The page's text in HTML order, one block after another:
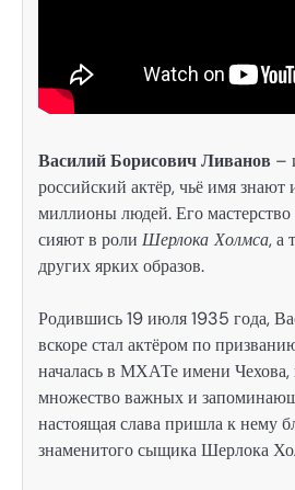
Василий Борисович Ливанов –
российский актёр, чьё имя
миллионы людей. Его мастерство
сияют в роли Шерлока Холмса, а
других ярких образов.
Родившись 19 июля 1935 года,
вскоре стал актёром по
началась в МХАТе имени Чехова,
множество важных и
настоящая слава пришла к нему
знаменитого сыщика Шерлока